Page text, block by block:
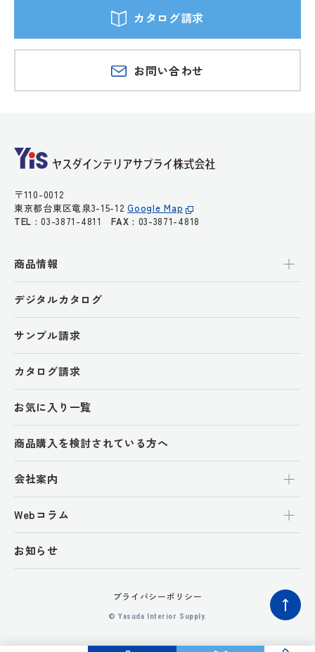
カタログ請求
お問い合わせ
〒110-0012
東京都台東区竜泉3-15-12Google Map
TEL : 03-3871-4811FAX : 03-3871-4818
商品情報
デジタルカタログ
サンプル請求
カタログ請求
お気に入り一覧
商品購入を検討されている方へ
会社案内
Webコラム
お知らせ
プライバシーポリシー
© Yasuda Interior Supply.